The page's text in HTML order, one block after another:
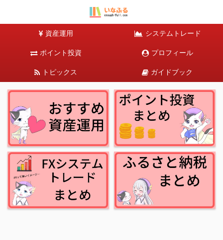
資産運用 システムトレード
ポイント投資 プロフィール
トピックス ガイドブック